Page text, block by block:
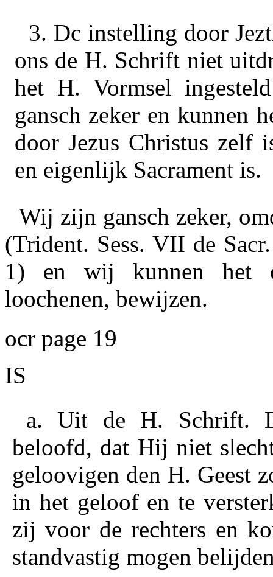
3. Dc instelling door
ons de H. Schrift niet
het H. Vormsel
gansch zeker en kunnen
door Jezus Christus zelf
en eigenlijk Sacrament is.
Wij zijn gansch zeker,
(Trident. Sess. VII de Sacr.
1) en wij kunnen het
loochenen, bewijzen.
ocr page 19
IS
a. Uit de H. Schrift.
beloofd, dat Hij niet
geloovigen den H. Geest
in het geloof en te
zij voor de rechters en
standvastig mogen